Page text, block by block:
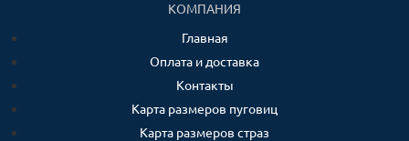
КОМПАНИЯ
Главная
Оплата и доставка
Контакты
Карта размеров пуговиц
Карта размеров страз